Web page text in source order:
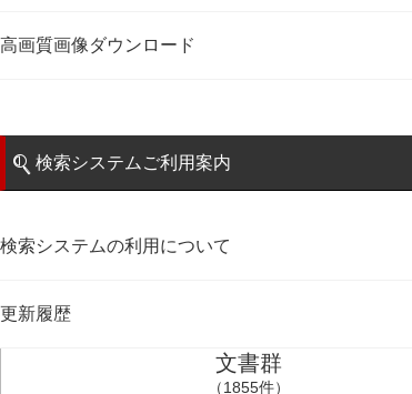
高画質画像ダウンロード
検索システムご利用案内
検索システムの利用について
更新履歴
文書群
（1855件）